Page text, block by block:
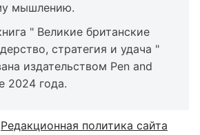
мышлению.
" Великие британские
стратегия и удача "
издательством Pen and
2024 года.
Редакционная политика сайта